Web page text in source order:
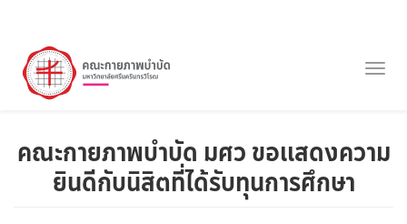
คณะกายภาพบำบัด มศว ขอแสดงความ
ยินดีกับนิสิตที่ได้รับทุนการศึกษา